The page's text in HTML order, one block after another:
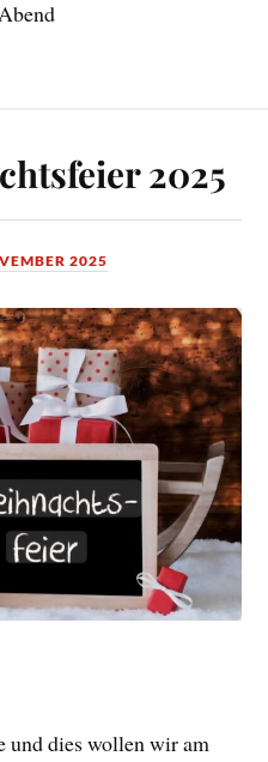
2025
2025
und dies wollen wir am